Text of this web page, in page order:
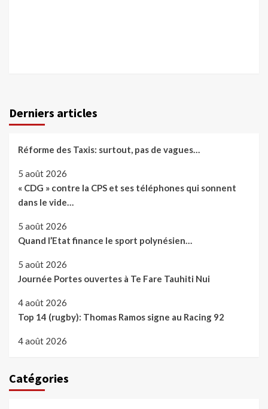
Derniers articles
Réforme des Taxis: surtout, pas de vagues…
5 août 2026
« CDG » contre la CPS et ses téléphones qui sonnent
dans le vide…
5 août 2026
Quand l’Etat finance le sport polynésien…
5 août 2026
Journée Portes ouvertes à Te Fare Tauhiti Nui
4 août 2026
Top 14 (rugby): Thomas Ramos signe au Racing 92
4 août 2026
Catégories